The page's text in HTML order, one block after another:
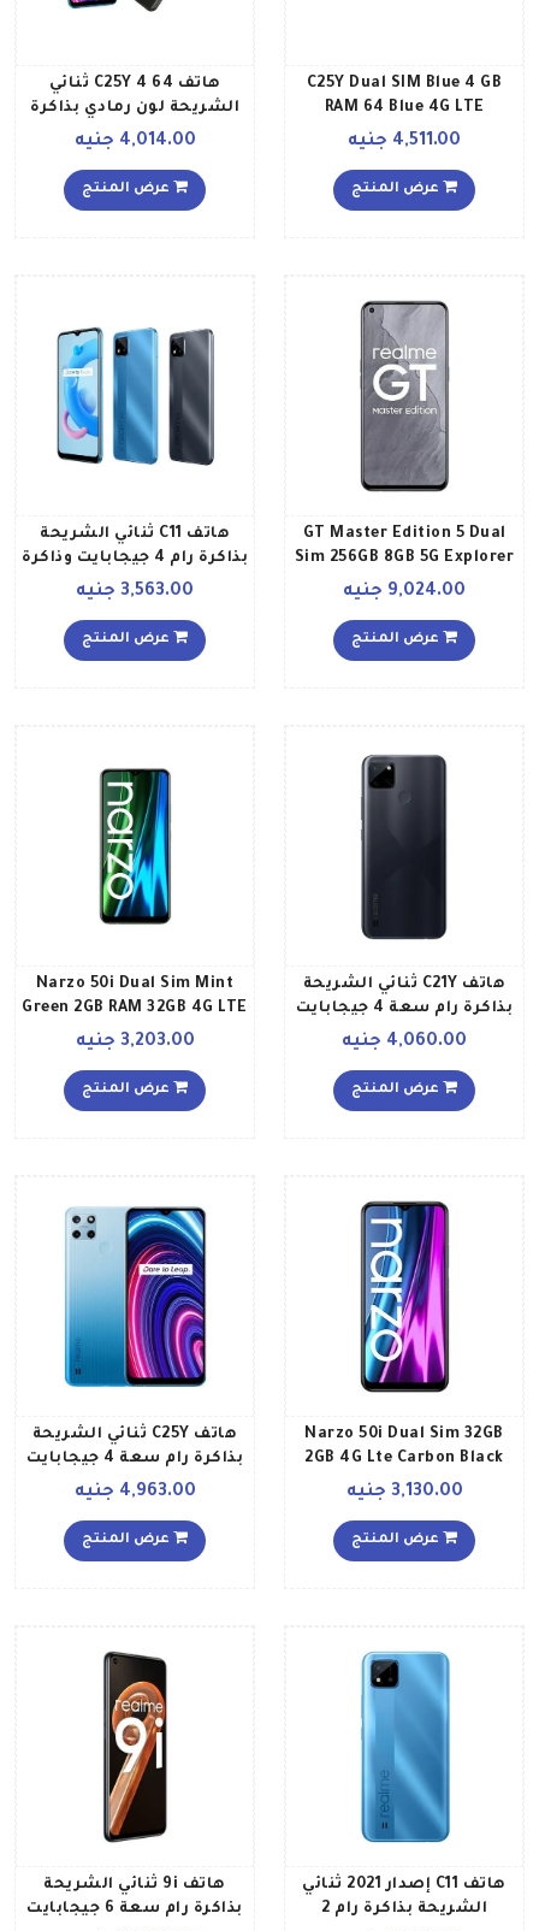
C25Y Dual SIM Blue 4 GB
RAM 64 Blue 4G LTE
4,511.00 جنيه
عرض المنتج
هاتف C25Y 4 64 ثنائي
الشريحة لون رمادي بذاكرة
رام سعة 4 جيجابايت وذاكرة
ويدعم تقنية 4G LTE
4,014.00 جنيه
عرض المنتج
GT Master Edition 5 Dual
Sim 256GB 8GB 5G Explorer
Gray
9,024.00 جنيه
عرض المنتج
هاتف C11 ثنائي الشريحة
بذاكرة رام 4 جيجابايت وذاكرة
داخلية 64 جيجابايت يدعم
إصدار عالمي
3,563.00 جنيه
عرض المنتج
هاتف C21Y ثنائي الشريحة
بذاكرة رام سعة 4 جيجابايت
LTE وبلون أسود بنمط
متقاطع إصدار الشرق
4,060.00 جنيه
عرض المنتج
Narzo 50i Dual Sim Mint
Green 2GB RAM 32GB 4G LTE
Middle East Version
3,203.00 جنيه
عرض المنتج
Narzo 50i Dual Sim 32GB
2GB 4G Lte Carbon Black
3,130.00 جنيه
عرض المنتج
هاتف C25Y ثنائي الشريحة
بذاكرة رام سعة 4 جيجابايت
LTE بلون أزرق جليدي إصدار
الشرق الأوسط
4,963.00 جنيه
عرض المنتج
هاتف C11 إصدار 2021 ثنائي
الشريحة بذاكرة رام 2
هاتف 9i ثنائي الشريحة
بذاكرة رام سعة 6 جيجابايت